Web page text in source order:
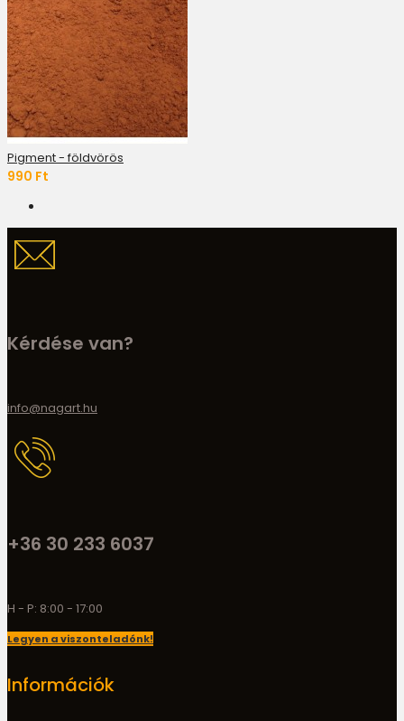
Pigment - földvörös
990 Ft
Kérdése van?
info@nagart.hu
+36 30 233 6037
H - P: 8:00 - 17:00
Legyen a viszonteladónk!
Információk